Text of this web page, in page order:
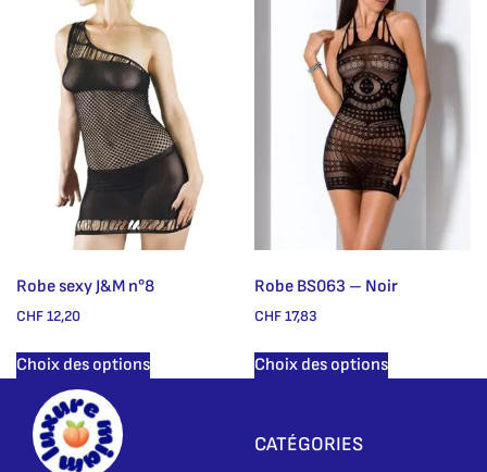
Robe sexy J&M n°8
CHF12,20
Choix des options
Robe BS063 – Noir
CHF17,83
Choix des options
CATÉGORIES